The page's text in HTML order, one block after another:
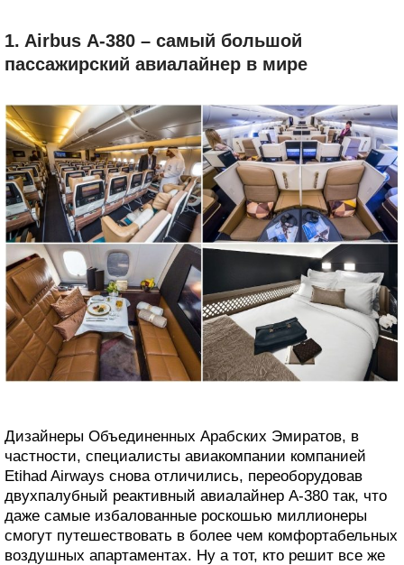
1. Airbus А-380 – самый большой
пассажирский авиалайнер в мире
Дизайнеры Объединенных Арабских Эмиратов, в
частности, специалисты авиакомпании компанией
Etihad Airways снова отличились, переоборудовав
двухпалубный реактивный авиалайнер А-380 так, что
даже самые избалованные роскошью миллионеры
смогут путешествовать в более чем комфортабельных
воздушных апартаментах. Ну а тот, кто решит все же